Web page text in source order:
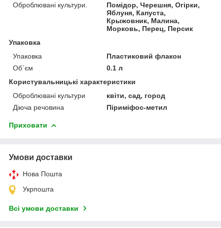
Оброблювані культури.
Помідор, Черешня, Огірки,
Яблуня, Капуста,
Крыжовник, Малина,
Морковь, Перец, Персик
Упаковка
Упаковка
Пластиковий флакон
Об`єм
0.1 л
Користувальницькі характеристики
Оброблювані культури
квіти, сад, город
Діюча речовина
Піриміфос-метил
Приховати
Умови доставки
Нова Пошта
Укрпошта
Всі умови доставки